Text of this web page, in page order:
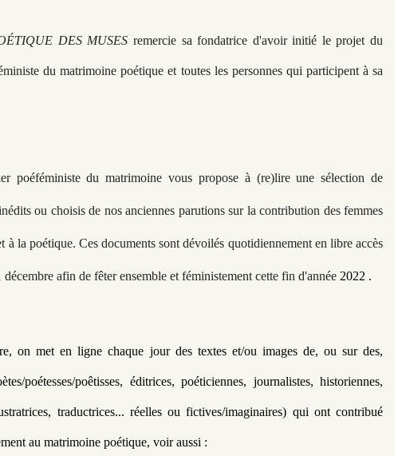
DES MUSES remerciesa fondatrice d'avoir initié le projet du
du matrimoine poétique et toutes les personnes qui participent à sa
poéféministe du matrimoine vous propose à (re)lire une sélection de
ou choisis de nos anciennes parutions sur la contribution des femmes
à la poétique. Ces documents sont dévoilés quotidiennement en libre accès
afin de fêter ensemble et féministement cette fin d'année 2022 .
on met en ligne chaque jour des textes et/ou images de, ou sur des,
poétesses/poêtisses, éditrices, poéticiennes, journalistes, historiennes,
traductrices... réelles ou fictives/imaginaires) qui ont contribué
au matrimoine poétique, voir aussi :